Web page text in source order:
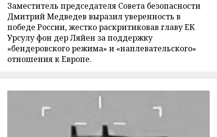
Заместитель председателя Совета безопасности
Дмитрий Медведев выразил уверенность в
победе России, жестко раскритиковав главу ЕК
Урсулу фон дер Ляйен за поддержку
«бендеровского режима» и «наплевательского»
отношения к Европе.